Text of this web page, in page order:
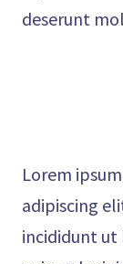
deserunt
Lorem
adipiscing
incididunt ut